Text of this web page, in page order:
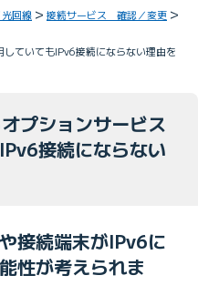
回線
接続サービス 確認／変更
ていてもIPv6接続にならない理由を
プションサービス
接続にならない
接続端末がIPv6に
性が考えられま